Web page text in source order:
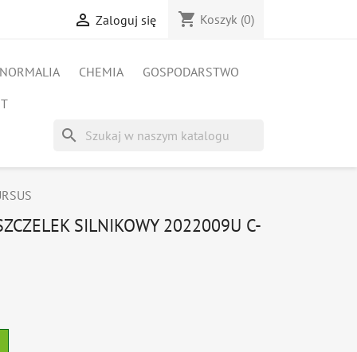
 Zaloguj się shopping_cart Koszyk (0)
NORMALIA CHEMIA
GOSPODARSTWO
search
SILNIKOWY 2022009U C-